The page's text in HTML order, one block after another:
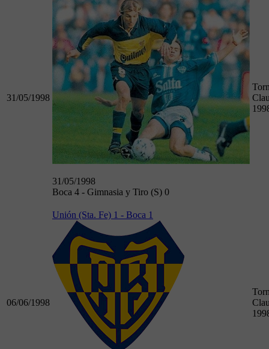
31/05/1998
31/05/1998
Boca 4 - Gimnasia y Tiro (S) 0
06/06/1998
Unión (Sta. Fe) 1 - Boca 1